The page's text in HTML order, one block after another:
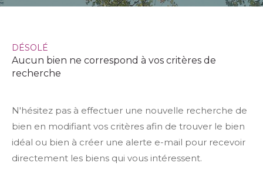
DÉSOLÉ
Aucun bien ne correspond à vos critères de
recherche
N'hésitez pas à effectuer une nouvelle recherche de
bien en modifiant vos critères afin de trouver le bien
idéal ou bien à créer une alerte e-mail pour recevoir
directement les biens qui vous intéressent.
Type
Ville
Surface
Surface